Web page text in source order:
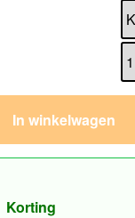
In winkelwagen
Korting